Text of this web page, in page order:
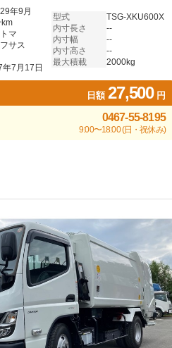
ごみ対応】
年9月
マ
サス
7月17日
型式
TSG-XKU600X
内寸長さ
--
内寸幅
--
内寸高さ
--
最大積載
2000kg
日額27,500円
0467-55-8195
9:00〜18:00 (日・祝休み)